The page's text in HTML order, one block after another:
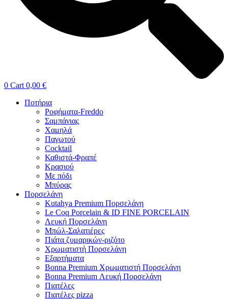
0 Cart 0,00 €
Ποτήρια
Ροφήματα-Freddo
Σαμπάνιας
Χαμηλά
Παγωτού
Cocktail
Καθιστά-Φραπέ
Κρασιού
Με πόδι
Μπύρας
Πορσελάνη
Kutahya Premium Πορσελάνη
Le Coq Porcelain & ID FINE PORCELAIN
Λευκή Πορσελάνη
Μπώλ-Σαλατιέρες
Πιάτα ζυμαρικών-ριζότο
Χρωματιστή Πορσελάνη
Εξαρτήματα
Bonna Premium Χρωματιστή Πορσελάνη
Bonna Premium Λευκή Πορσελάνη
Πιατέλες
Πιατέλες pizza